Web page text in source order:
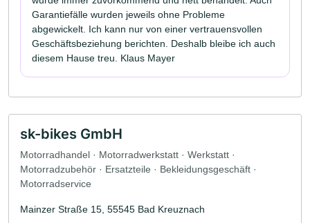
Garantiefälle wurden jeweils ohne Probleme
abgewickelt. Ich kann nur von einer vertrauensvollen
Geschäftsbeziehung berichten. Deshalb bleibe ich auch
diesem Hause treu. Klaus Mayer
sk-bikes GmbH
Motorradhandel · Motorradwerkstatt · Werkstatt ·
Motorradzubehör · Ersatzteile · Bekleidungsgeschäft ·
Motorradservice
Mainzer Straße 15, 55545 Bad Kreuznach